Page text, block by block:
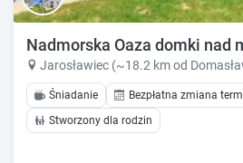
Nadmorska Oaza domki nad
Jarosławiec (~18.2 km od
Śniadanie
Bezpłatna zmiana
Stworzony dla rodzin